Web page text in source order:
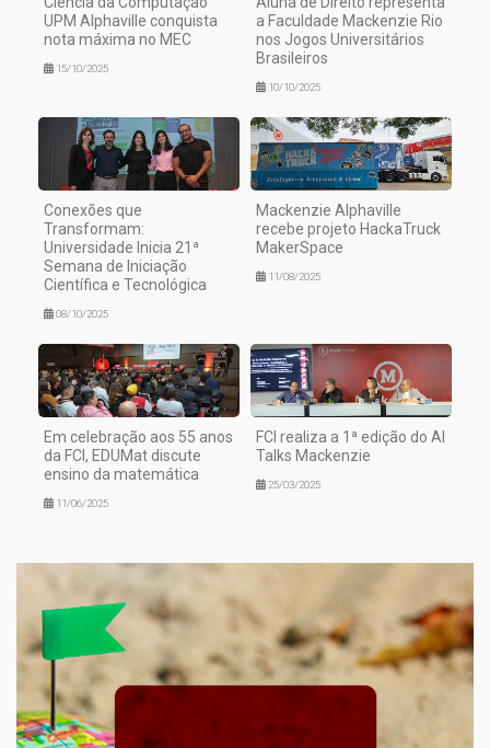
UPM Alphaville conquista
nota máxima no MEC
15/10/2025
a Faculdade Mackenzie Rio
nos Jogos Universitários
Brasileiros
10/10/2025
Conexões que
Transformam:
Universidade Inicia 21ª
Semana de Iniciação
Científica e Tecnológica
08/10/2025
Mackenzie Alphaville
recebe projeto HackaTruck
MakerSpace
11/08/2025
Em celebração aos 55 anos
da FCI, EDUMat discute
ensino da matemática
11/06/2025
FCI realiza a 1ª edição do AI
Talks Mackenzie
25/03/2025